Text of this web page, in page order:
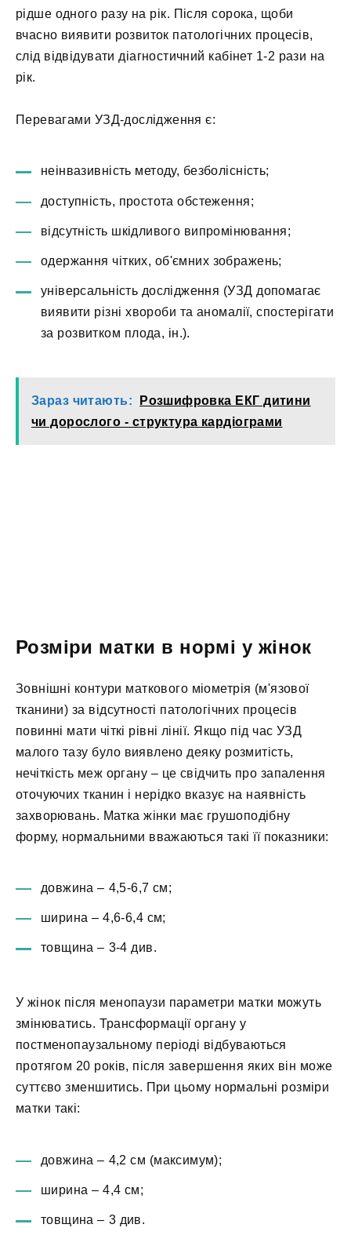
рідше одного разу на рік. Після сорока, щоби
вчасно виявити розвиток патологічних процесів,
слід відвідувати діагностичний кабінет 1-2 рази на
рік.
Перевагами УЗД-дослідження є:
неінвазивність методу, безболісність;
доступність, простота обстеження;
відсутність шкідливого випромінювання;
одержання чітких, об'ємних зображень;
універсальність дослідження (УЗД допомагає
виявити різні хвороби та аномалії, спостерігати
за розвитком плода, ін.).
Зараз читають:
Розшифровка ЕКГ дитини
чи дорослого - структура кардіограми
Розміри матки в нормі у жінок
Зовнішні контури маткового міометрія (м'язової
тканини) за відсутності патологічних процесів
повинні мати чіткі рівні лінії. Якщо під час УЗД
малого тазу було виявлено деяку розмитість,
нечіткість меж органу – це свідчить про запалення
оточуючих тканин і нерідко вказує на наявність
захворювань. Матка жінки має грушоподібну
форму, нормальними вважаються такі її показники:
довжина – 4,5-6,7 см;
ширина – 4,6-6,4 см;
товщина – 3-4 див.
У жінок після менопаузи параметри матки можуть
змінюватись. Трансформації органу у
постменопаузальному періоді відбуваються
протягом 20 років, після завершення яких він може
суттєво зменшитись. При цьому нормальні розміри
матки такі:
довжина – 4,2 см (максимум);
ширина – 4,4 см;
товщина – 3 див.